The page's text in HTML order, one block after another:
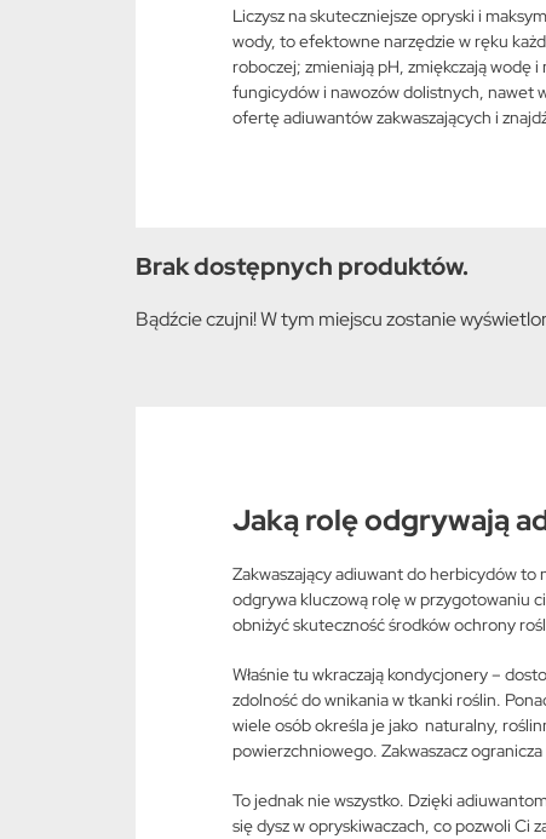
Liczysz na skuteczniejsze opryski i
wody, to efektowne narzędzie w ręku
roboczej; zmieniają pH, zmiękczają wodę
fungicydów i nawozów dolistnych, nawet
ofertę adiuwantów zakwaszających i
Brak dostępnych produktów.
Bądźcie czujni! W tym miejscu zostanie
Jaką rolę odgrywają
Zakwaszający adiuwant do herbicydów
odgrywa kluczową rolę w przygotowaniu
obniżyć skuteczność środków ochrony
Właśnie tu wkraczają kondycjonery –
zdolność do wnikania w tkanki roślin.
wiele osób określa je jako naturalny,
powierzchniowego. Zakwaszacz
To jednak nie wszystko. Dzięki
się dysz w opryskiwaczach, co pozwoli Ci